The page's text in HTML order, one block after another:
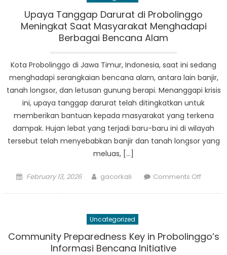
Upaya Tanggap Darurat di Probolinggo
Meningkat Saat Masyarakat Menghadapi
Berbagai Bencana Alam
Kota Probolinggo di Jawa Timur, Indonesia, saat ini sedang
menghadapi serangkaian bencana alam, antara lain banjir,
tanah longsor, dan letusan gunung berapi. Menanggapi krisis
ini, upaya tanggap darurat telah ditingkatkan untuk
memberikan bantuan kepada masyarakat yang terkena
dampak. Hujan lebat yang terjadi baru-baru ini di wilayah
tersebut telah menyebabkan banjir dan tanah longsor yang
meluas, […]
Posted
February 13, 2026 Author
gacorkali Comments Offon
Uncategorized
Community Preparedness Key in Probolinggo’s
Informasi Bencana Initiative